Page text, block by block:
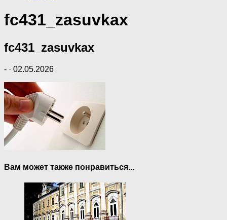
fc431_zasuvkax
fc431_zasuvkax
- · 02.05.2026
Вам может также понравиться...